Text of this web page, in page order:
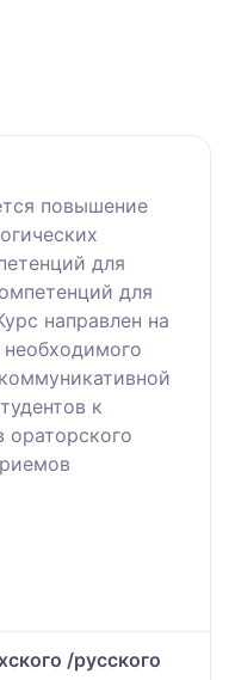
повышение
для
для
направлен на
к
/русского